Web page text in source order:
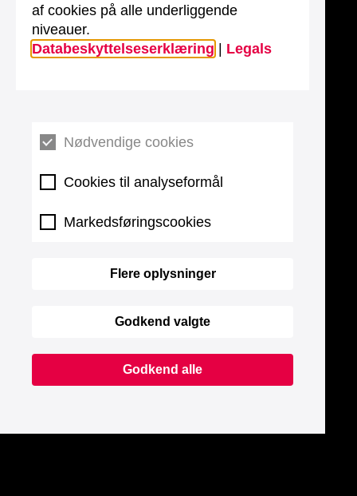
af cookies på alle underliggende
niveauer.
Databeskyttelseserklæring
Legals
Nødvendige cookies
Cookies til analyseformål
Markedsføringscookies
Flere oplysninger
Godkend valgte
Godkend alle